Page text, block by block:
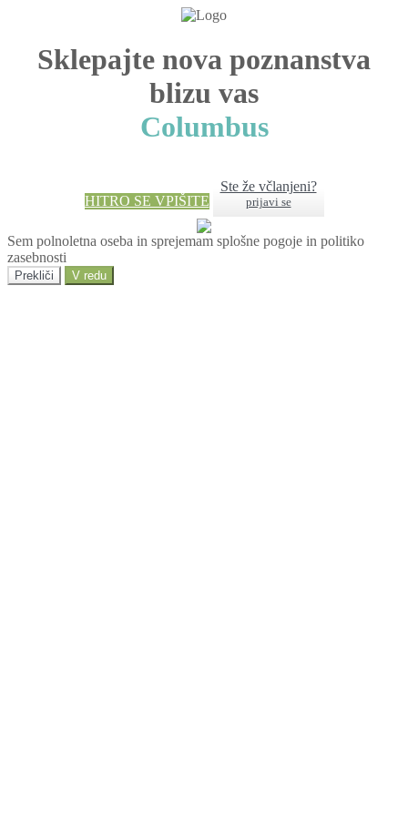
Sklepajte nova poznanstva
blizu vas
Columbus
HITRO SE VPIŠITE
Ste že včlanjeni?
prijavi se
Sem polnoletna oseba in sprejemam splošne pogoje in politiko
zasebnosti
Prekliči V redu